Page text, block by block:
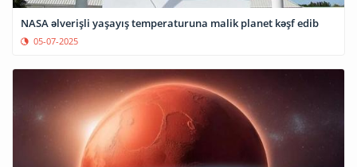
NASA əlverişli yaşayış temperaturuna malik planet kəşf edib
05-07-2025